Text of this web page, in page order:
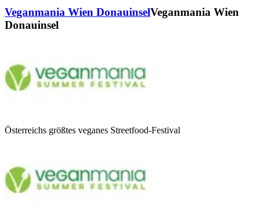
Veganmania Wien DonauinselVeganmania Wien
Donauinsel
Österreichs größtes veganes Streetfood-Festival